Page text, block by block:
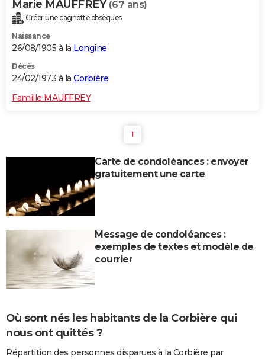
Marie MAUFFREY (67 ans)
Créer une cagnotte obsèques
Naissance
26/08/1905 à la Longine
Décès
24/02/1973 à la Corbière
Famille MAUFFREY
1
Carte de condoléances : envoyer
gratuitement une carte
Message de condoléances :
exemples de textes et modèle de
courrier
Où sont nés les habitants de la Corbière qui
nous ont quittés ?
Répartition des personnes disparues à la Corbière par